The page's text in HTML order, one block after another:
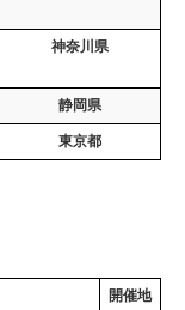
神奈川県
静岡県
東京都
開催地